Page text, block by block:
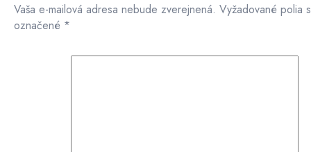
Vaša e-mailová adresa nebude zverejnená. Vyžadované polia
označené *